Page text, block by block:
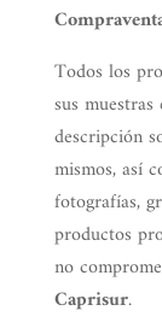
Todos los
sus
descripción
mismos, así
fotografías,
productos
no
Caprisur.